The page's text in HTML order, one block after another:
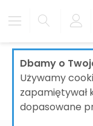
Dbamy o
Używamy
zapamiętywał
dopasowane